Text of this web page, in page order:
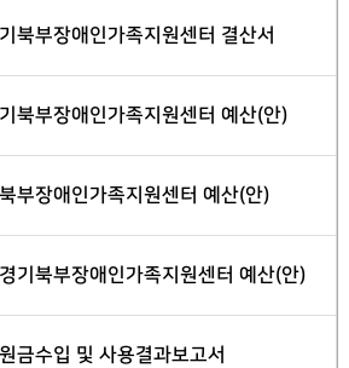
북부장애인가족지원센터 결산서
북부장애인가족지원센터 예산(안)
부장애인가족지원센터 예산(안)
기북부장애인가족지원센터 예산(안)
금수입 및 사용결과보고서